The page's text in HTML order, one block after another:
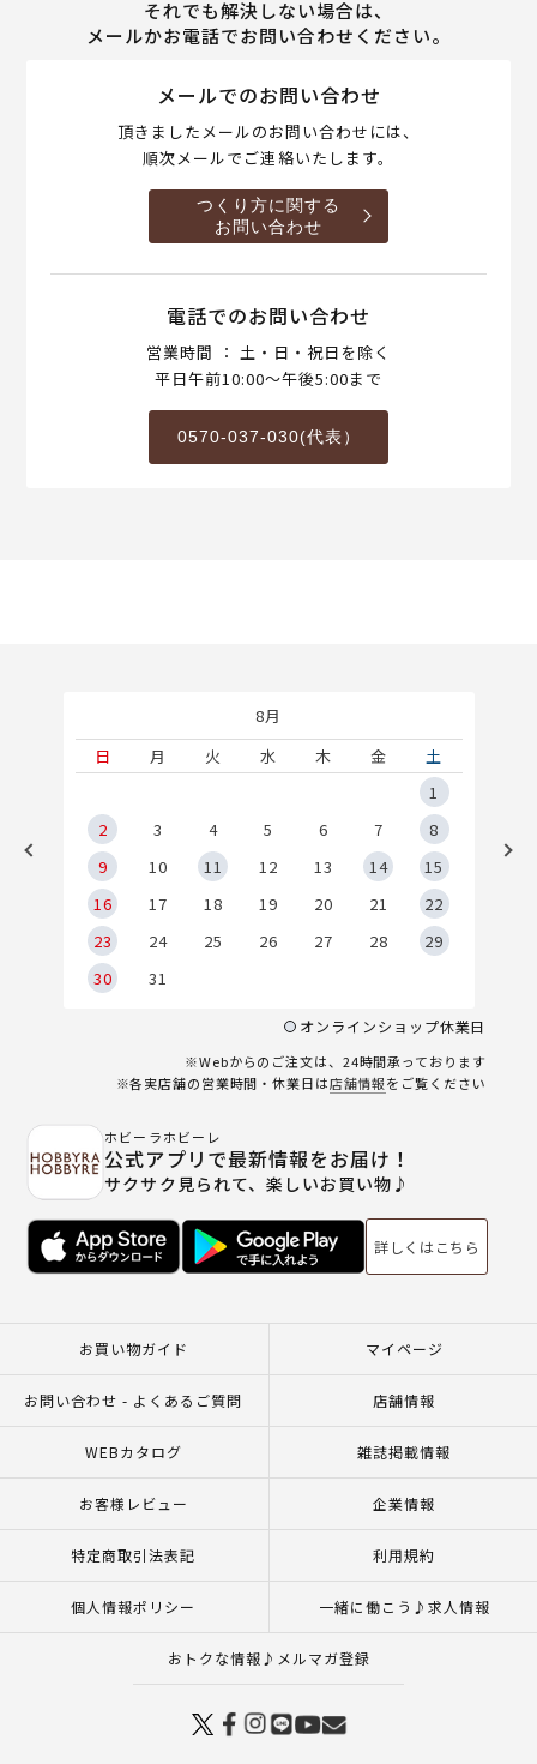
それでも解決しない場合は、
メールかお電話でお問い合わせください。
メールでのお問い合わせ
頂きましたメールのお問い合わせには、
順次メールでご連絡いたします。
つくり方に関する
お問い合わせ
電話でのお問い合わせ
営業時間 ： 土・日・祝日を除く
平日午前10:00～午後5:00まで
0570-037-030(代表）
8月
日
月 火 水 木 金
土
1
2
3 4 5 6 7
8
9
10 11 12 13 14
15
16
17 18 19 20 21
22
23
24 25 26 27 28
29
30
31
オンラインショップ休業日
※Webからのご注文は、24時間承っております
※各実店舗の営業時間・休業日は店舗情報をご覧ください
ホビーラホビーレ
公式アプリで最新情報をお届け！
サクサク見られて、楽しいお買い物♪
詳しくはこちら
お買い物ガイド マイページ
お問い合わせ - よくあるご質問 店舗情報
WEBカタログ 雑誌掲載情報
お客様レビュー 企業情報
特定商取引法表記 利用規約
個人情報ポリシー 一緒に働こう♪求人情報
おトクな情報♪メルマガ登録